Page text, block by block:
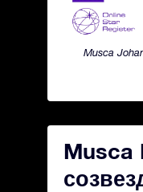
Musca
Musca